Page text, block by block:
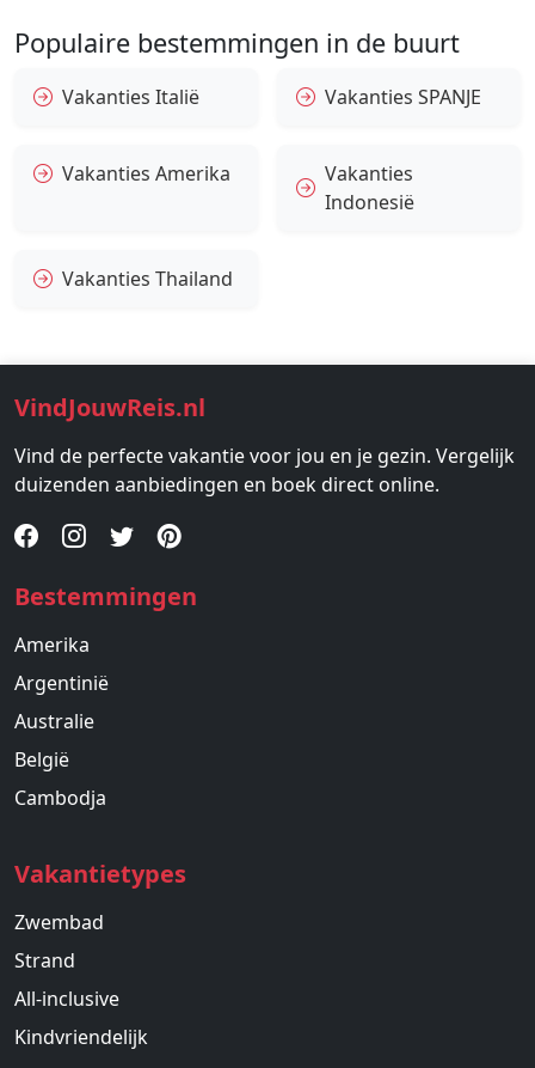
Populaire bestemmingen in de buurt
Vakanties Italië Vakanties SPANJE
Vakanties Amerika
Vakanties
Indonesië
Vakanties Thailand
VindJouwReis.nl
Vind de perfecte vakantie voor jou en je gezin. Vergelijk
duizenden aanbiedingen en boek direct online.
Bestemmingen
Amerika
Argentinië
Australie
België
Cambodja
Vakantietypes
Zwembad
Strand
All-inclusive
Kindvriendelijk